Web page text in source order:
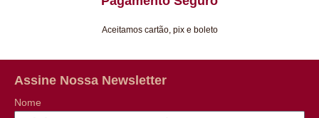
Aceitamos cartão, pix e boleto
Assine Nossa Newsletter
Nome